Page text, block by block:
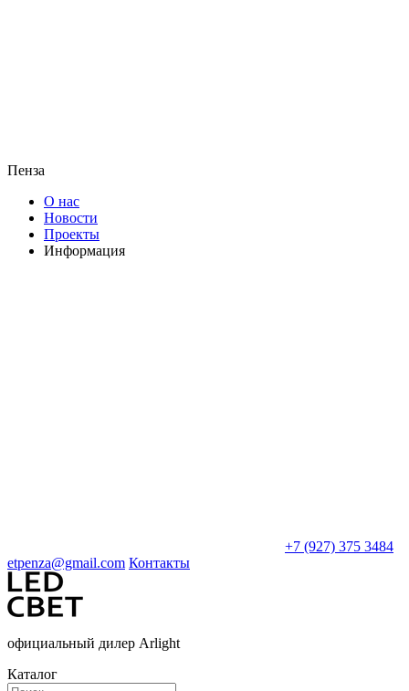
Пенза
О нас
Новости
Проекты
Информация
+7 (927) 375 3484
etpenza@gmail.com Контакты
официальный дилер Arlight
Каталог